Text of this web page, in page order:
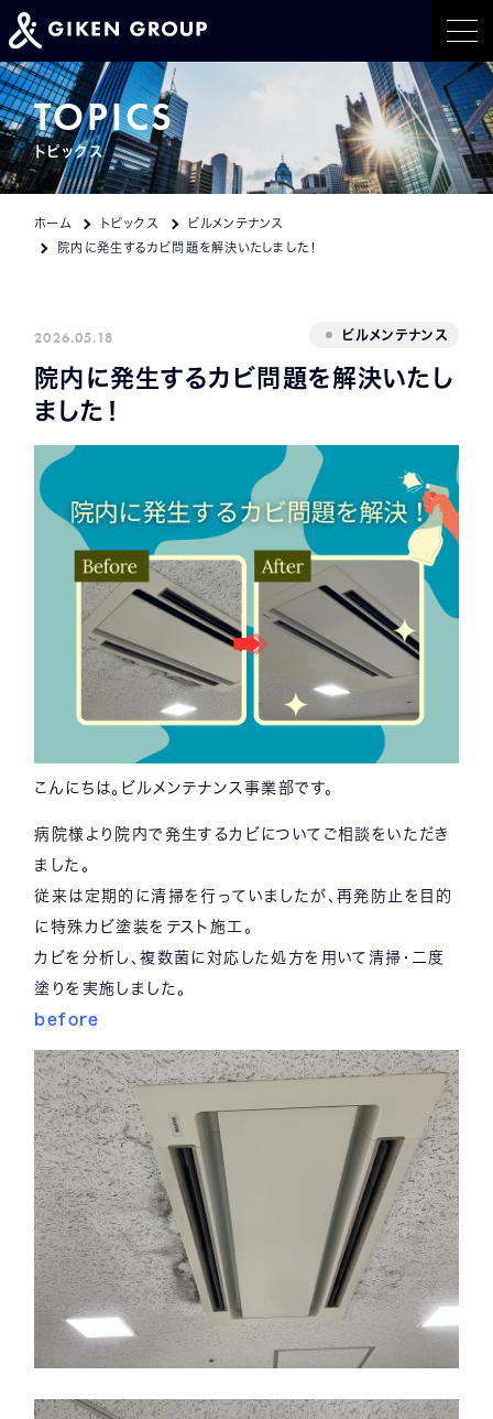
ホーム
事業紹介
採用情報
CONTACT
TOPICS
トピックス
ホーム トピックス
ビルメンテナンス
院内に発生するカビ問題を解決いたしました！
2026.05.18 ビルメンテナンス
院内に発生するカビ問題を解決いたし
ました！
こんにちは。ビルメンテナンス事業部です。
病院様より院内で発生するカビについてご相談をいただき
ました。
従来は定期的に清掃を行っていましたが、再発防止を目的
に特殊カビ塗装をテスト施工。
カビを分析し、複数菌に対応した処方を用いて清掃・二度
塗りを実施しました。
before